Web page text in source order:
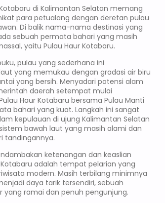
Kotabaru di Kalimantan Selatan memang
para petualang dengan deretan pulau
Di balik nama-nama destinasi yang
sebuah permata bahari yang masih
yaitu Pulau Haur Kotabaru.
pulau yang sederhana ini
yang memukau dengan gradasi air biru
yang bersih. Menyadari potensi alam
daerah setempat mulai
Haur Kotabaru bersama Pulau Manti
bahari yang kuat. Langkah ini sangat
kepulauan di ujung Kalimantan Selatan
bawah laut yang masih alami dan
tandingannya.
ketenangan dan keaslian
adalah tempat pelarian yang
modern. Masih terbilang minimnya
daya tarik tersendiri, sebuah
yang ramai dan penuh pengunjung.